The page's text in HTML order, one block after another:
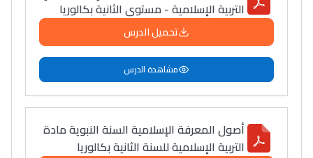
ما يزيد عن 149 مهنة
دليل التوجيه
التوجيه بالثانوي و الإعدادي
التربية الإسلامية - مستوى الثانية بكالوريا
تحميل الدرس
مشاهدة الدرس
أصول المعرفة الإسلامية السنة النبوية مادة
التربية الإسلامية للسنة الثانية بكالوريا